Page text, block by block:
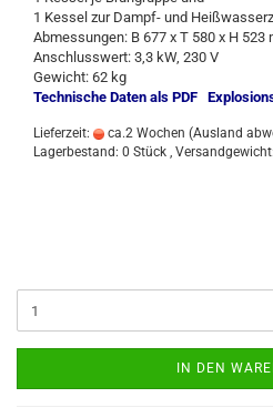
1 Kessel zur Dampf- und
Abmessungen: B 677 x T 580 x H 523
Anschlusswert: 3,3 kW, 230 V
Gewicht: 62 kg
Technische Daten als PDF
Lieferzeit: ca.2 Wochen (Ausland
Lagerbestand: 0 Stück , Versandgewicht:
IN DEN